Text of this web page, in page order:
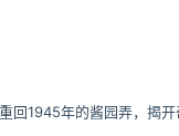
回1945年的酱园弄，揭开